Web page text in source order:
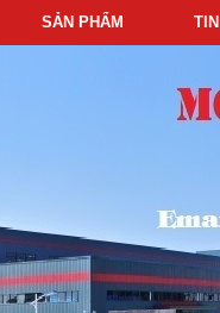
SẢN PHẨM